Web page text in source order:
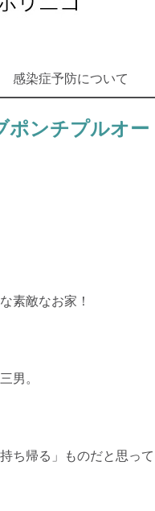
SKIP
TO
感染症予防について
ポンチプルオー
素敵なお家！
男。
ち帰る」ものだと思って